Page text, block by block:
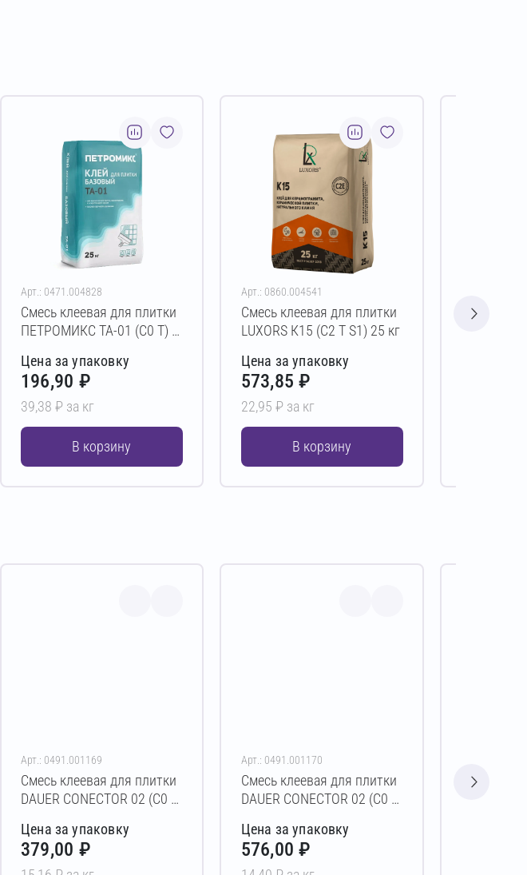
Арт.: 0471.004828
Смесь клеевая для плитки
ПЕТРОМИКС TA-01 (C0 T) 5
Цена за упаковку
196,90 ₽
39,38 ₽ за кг
В корзину
Арт.: 0860.004541
Смесь клеевая для плитки
LUXORS К15 (C2 T S1) 25 кг
Цена за упаковку
573,85 ₽
22,95 ₽ за кг
В корзину
Смесь
Арт.: 0491.001169
Смесь клеевая для плитки
DAUER CONECTOR 02 (C0 T)
Цена за упаковку
379,00 ₽
Арт.: 0491.001170
Смесь клеевая для плитки
DAUER CONECTOR 02 (C0 T)
Цена за упаковку
576,00 ₽
Смесь